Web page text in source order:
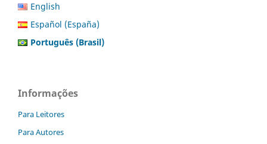
English
Español (España)
Português (Brasil)
Informações
Para Leitores
Para Autores